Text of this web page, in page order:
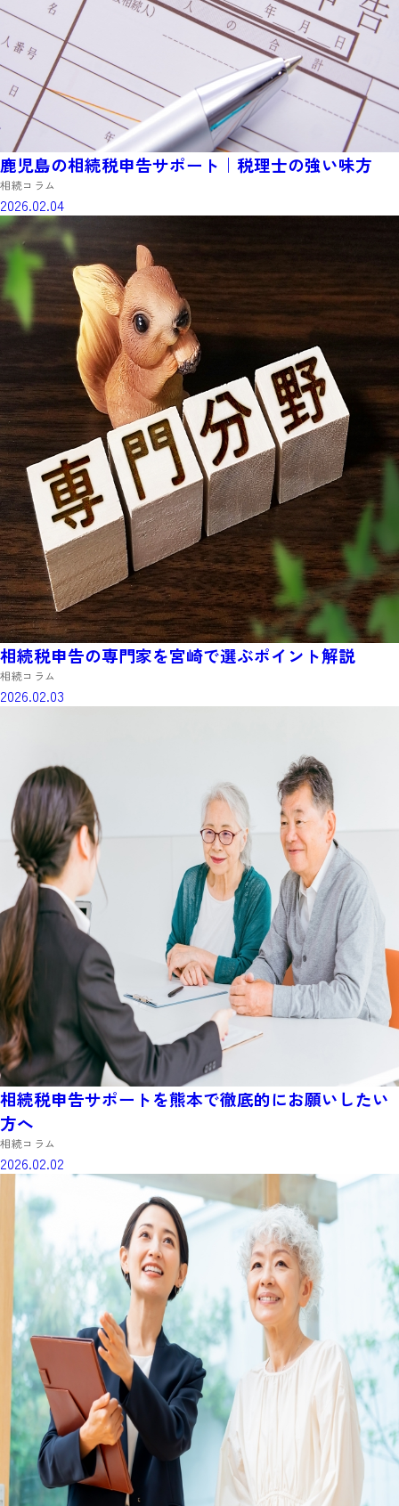
鹿児島の相続税申告サポート｜税理士の強い味方
相続コラム
2026.02.04
相続税申告の専門家を宮崎で選ぶポイント解説
相続コラム
2026.02.03
相続税申告サポートを熊本で徹底的にお願いしたい
方へ
相続コラム
2026.02.02